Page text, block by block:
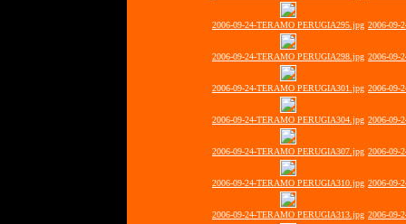
2006-09-24-TERAMO PERUGIA295.jpg 2006-09-
2006-09-24-TERAMO PERUGIA298.jpg 2006-09-
2006-09-24-TERAMO PERUGIA301.jpg 2006-09-
2006-09-24-TERAMO PERUGIA304.jpg 2006-09-
2006-09-24-TERAMO PERUGIA307.jpg 2006-09-
2006-09-24-TERAMO PERUGIA310.jpg 2006-09-
2006-09-24-TERAMO PERUGIA313.jpg 2006-09-